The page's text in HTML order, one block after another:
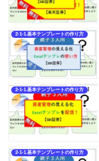
2-1-1.基本テンプレートの作り方
2-1-1.基本テンプレートの作り方
2-1-1.基本テンプレートの作り方